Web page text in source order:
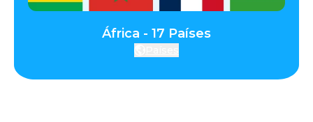
África - 17 Países